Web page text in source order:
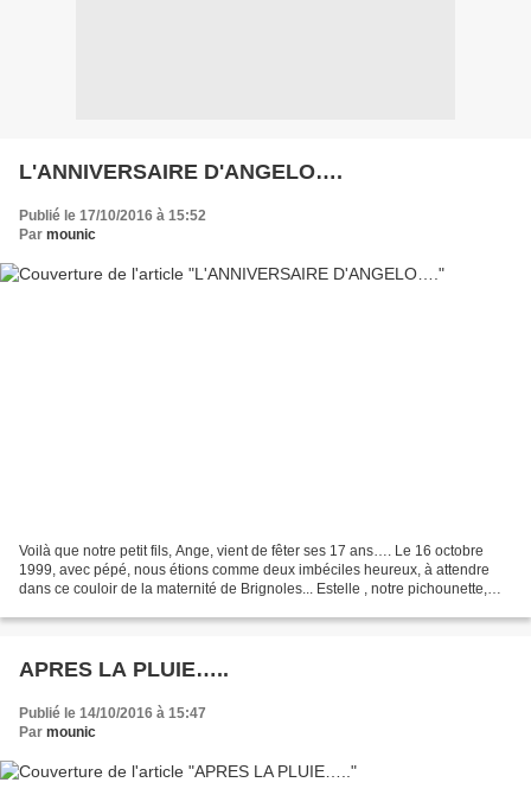
L'ANNIVERSAIRE D'ANGELO….
Publié le 17/10/2016 à 15:52
Par mounic
Voilà que notre petit fils, Ange, vient de fêter ses 17 ans…. Le 16 octobre
1999, avec pépé, nous étions comme deux imbéciles heureux, à attendre
dans ce couloir de la maternité de Brignoles... Estelle , notre pichounette,
APRES LA PLUIE…..
Publié le 14/10/2016 à 15:47
Par mounic